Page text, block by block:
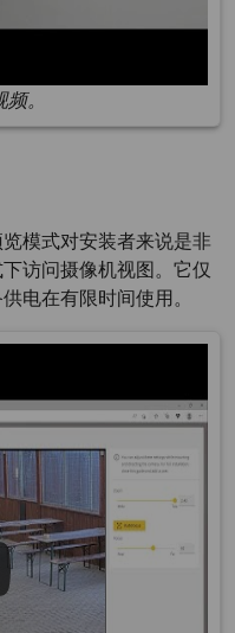
。
模式对安装者来说是非
访问摄像机视图。它仅
电在有限时间使用。